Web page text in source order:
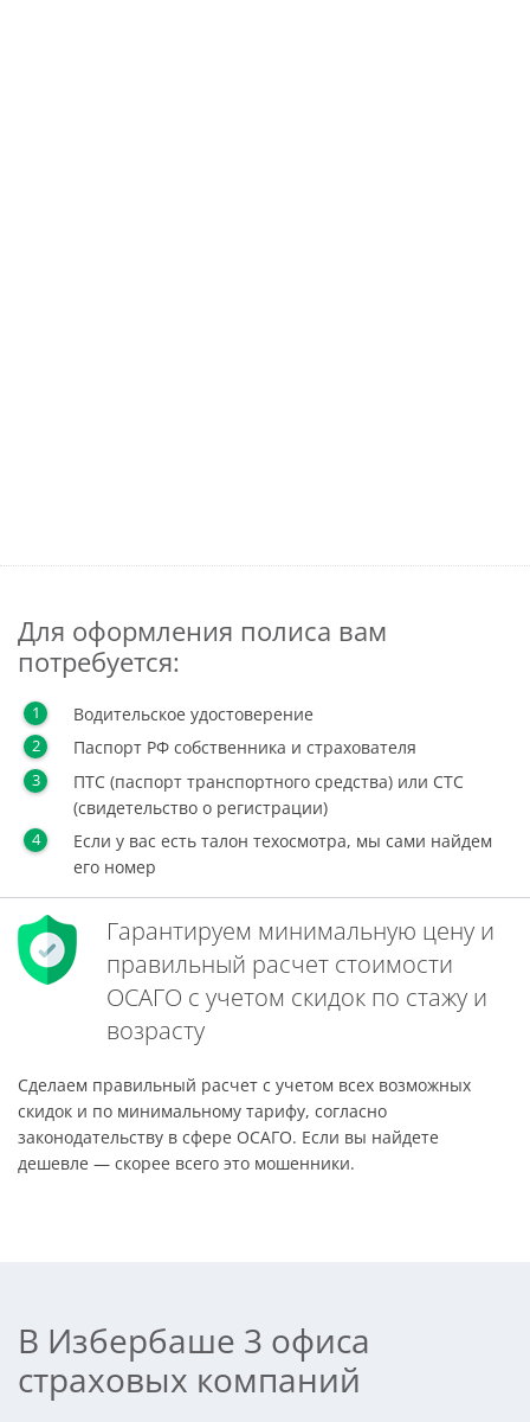
Для оформления полиса вам
потребуется:
Водительское удостоверение
Паспорт РФ собственника и страхователя
ПТС (паспорт транспортного средства) или СТС
(свидетельство о регистрации)
Если у вас есть талон техосмотра, мы сами найдем
его номер
Гарантируем минимальную цену и
правильный расчет стоимости
ОСАГО с учетом скидок по стажу и
возрасту
Сделаем правильный расчет с учетом всех возможных
скидок и по минимальному тарифу, согласно
законодательству в сфере ОСАГО. Если вы найдете
дешевле — скорее всего это мошенники.
В Избербаше 3 офиса
страховых компаний